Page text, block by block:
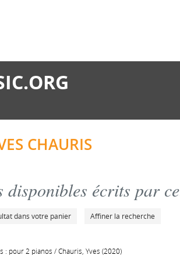
CHAURIS
disponibles écrits par
dans votre panier Affiner la recherche
: pour 2 pianos / Chauris, Yves (2020)